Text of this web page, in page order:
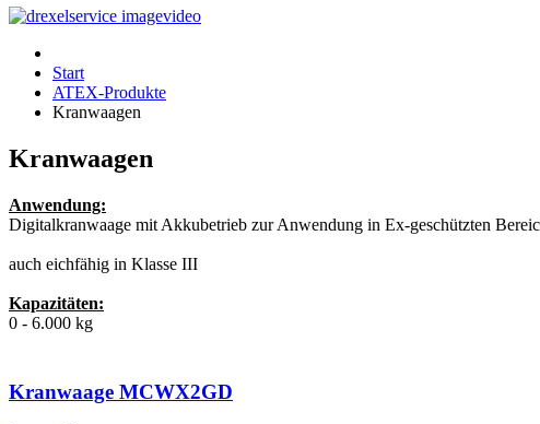
Start
ATEX-Produkte
Kranwaagen
Kranwaagen
Anwendung:
Digitalkranwaage mit Akkubetrieb zur Anwendung in Ex-geschützten
auch eichfähig in Klasse III
Kapazitäten:
0 - 6.000 kg
Kranwaage MCWX2GD